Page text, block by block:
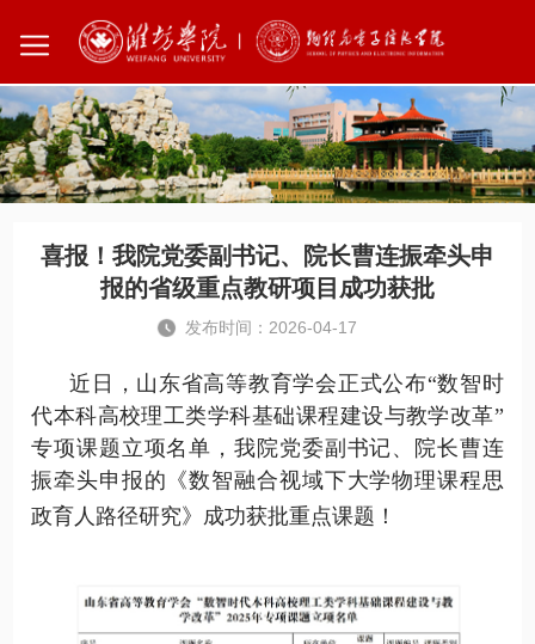
喜报！我院党委副书记、院长曹连振牵头申
报的省级重点教研项目成功获批
发布时间：2026-04-17
近日，山东省高等教育学会正式公布“数智时
代本科高校理工类学科基础课程建设与教学改革”
专项课题立项名单，我院党委副书记、院长曹连
振牵头申报的《数智融合视域下大学物理课程思
政育人路径研究》成功获批重点课题！